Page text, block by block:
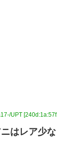
UPT
はレア少